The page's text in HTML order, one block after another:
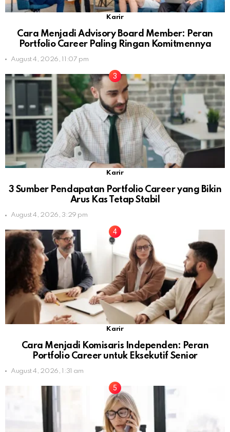
Karir
Cara Menjadi Advisory Board Member: Peran
Portfolio Career Paling Ringan Komitmennya
August 4, 2026, 11:07 pm
Karir
3 Sumber Pendapatan Portfolio Career yang Bikin
Arus Kas Tetap Stabil
August 4, 2026, 3:29 pm
Karir
Cara Menjadi Komisaris Independen: Peran
Portfolio Career untuk Eksekutif Senior
August 4, 2026, 1:31 am